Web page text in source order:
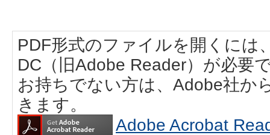
PDF形式のファイルを開くには
DC（旧Adobe Reader）が必要
お持ちでない方は、Adobe社か
きます。
Adobe Acrobat